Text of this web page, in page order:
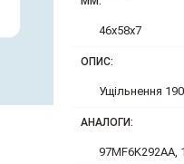
46x58x7
ОПИС:
Ущільнення
АНАЛОГИ:
97MF6K292AA,